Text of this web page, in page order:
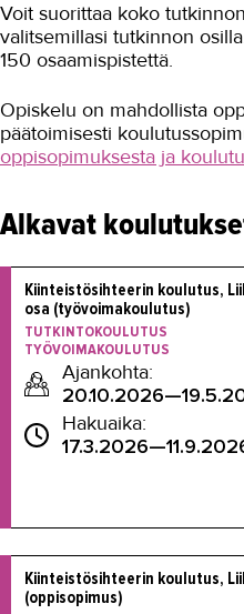
Voit suorittaa koko
valitsemillasi tutkinnon
150 osaamispistettä.
Opiskelu on mahdollista
päätoimisesti
oppisopimuksesta ja
Alkavat
Kiinteistösihteerin koulutus,
osa (työvoimakoulutus)
TUTKINTOKOULUTUS
TYÖVOIMAKOULUTUS
Ajankohta:
Hakuaika:
Kiinteistösihteerin koulutus,
(oppisopimus)